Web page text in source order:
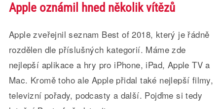
Apple oznámil hned několik vítězů
Apple zveřejnil seznam Best of 2018, který je řádně
rozdělen dle příslušných kategorií. Máme zde
nejlepší aplikace a hry pro iPhone, iPad, Apple TV a
Mac. Kromě toho ale Apple přidal také nejlepší filmy,
televizní pořady, podcasty a další. Pojďme si tedy